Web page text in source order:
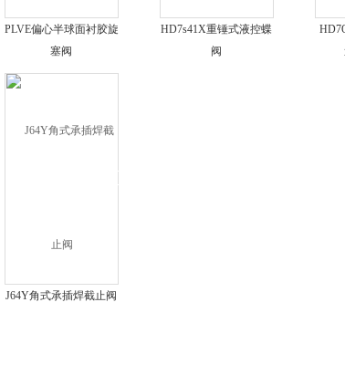
PLVE偏心半球面衬胶旋
塞阀
HD7s41X重锤式液控蝶
阀
J64Y角式承插焊截止阀